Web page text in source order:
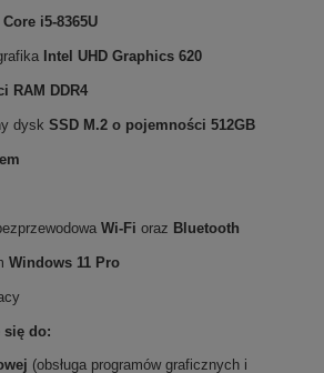
Core i5-8365U
Intel UHD Graphics 620
RAM DDR4
dysk SSD M.2 o pojemności 512GB
Wi-Fi oraz Bluetooth
Windows 11 Pro
się do:
(obsługa programów graficznych i